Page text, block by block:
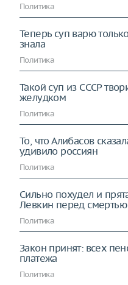
Политика
Теперь суп варю
знала
Политика
Такой суп из СССР
желудком
Политика
То, что Алибасов
удивило россиян
Политика
Сильно похудел и
Левкин перед смертью
Политика
Закон принят: всех
платежа
Политика